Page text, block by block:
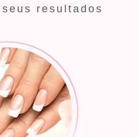
resultados